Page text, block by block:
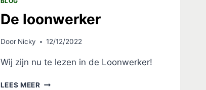
De loonwerker
Door Nicky 12/12/2022
Wij zijn nu te lezen in de Loonwerker!
LEES MEERDE